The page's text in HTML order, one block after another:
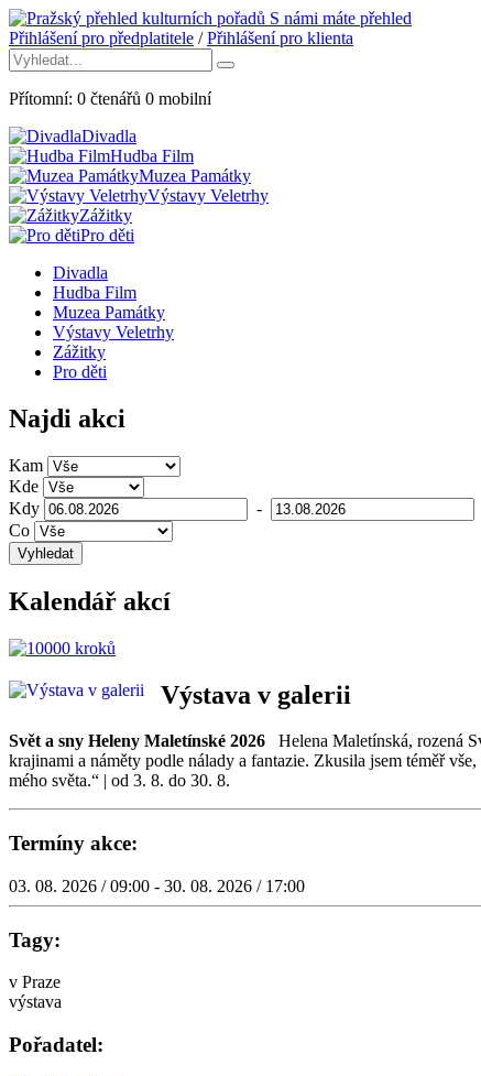
S námi máte přehled
Přihlášení pro předplatitele /Přihlášení pro klienta
Přítomní: 0 čtenářů 0 mobilní
Divadla
Hudba Film
Muzea Památky
Výstavy Veletrhy
Zážitky
Pro děti
Divadla
Hudba Film
Muzea Památky
Výstavy Veletrhy
Zážitky
Pro děti
Najdi akci
Kam
Kde
Kdy
-
Co
Vyhledat
Kalendář akcí
Výstava v galerii
Svět a sny Heleny Maletínské 2026 Helena Maletínská, rozená
krajinami a náměty podle nálady a fantazie. Zkusila jsem téměř
mého světa.“ | od 3. 8. do 30. 8.
Termíny akce:
03. 08. 2026 / 09:00 - 30. 08. 2026 / 17:00
Tagy:
v Praze
výstava
Pořadatel: